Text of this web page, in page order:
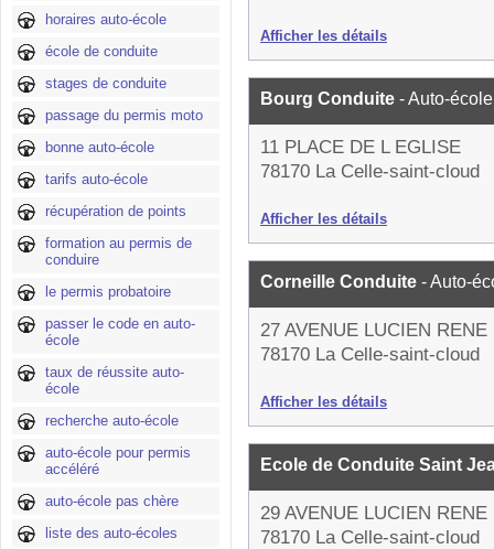
horaires auto-école
école de conduite
stages de conduite
passage du permis moto
bonne auto-école
tarifs auto-école
récupération de points
formation au permis de
conduire
le permis probatoire
passer le code en auto-
école
taux de réussite auto-
école
recherche auto-école
auto-école pour permis
accéléré
auto-école pas chère
liste des auto-écoles
Afficher les détails
Bourg Conduite - Auto-école
11 PLACE DE L EGLISE
78170 La Celle-saint-cloud
Afficher les détails
Corneille Conduite - Auto-
27 AVENUE LUCIEN
78170 La Celle-saint-cloud
Afficher les détails
Ecole de Conduite Saint
29 AVENUE LUCIEN
78170 La Celle-saint-cloud